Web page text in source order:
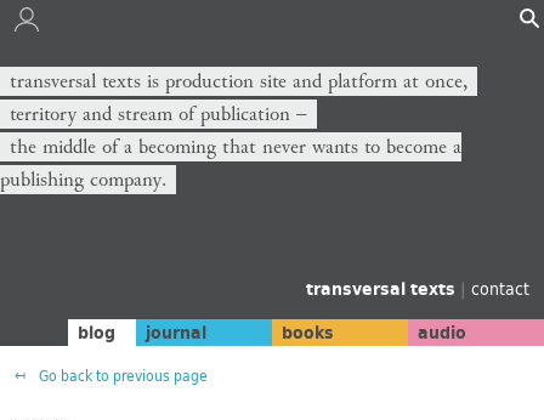
transversal texts is production site and platform at once,
territory and stream of publication −
the middle of a becoming that never wants to become a
publishing company.
transversal texts | contact
blog journal books audio
Go back to previous page